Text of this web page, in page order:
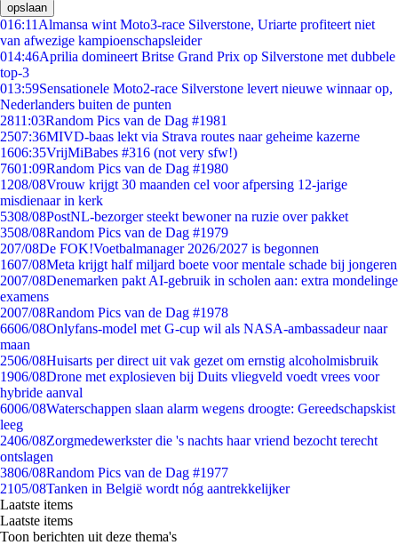
opslaan
016:11 Almansa wint Moto3-race Silverstone, Uriarte profiteert niet
van afwezige kampioenschapsleider
014:46Aprilia domineert Britse Grand Prix op Silverstone met dubbele
top-3
013:59Sensationele Moto2-race Silverstone levert nieuwe winnaar op,
Nederlanders buiten de punten
2811:03Random Pics van de Dag #1981
2507:36MIVD-baas lekt via Strava routes naar geheime kazerne
1606:35VrijMiBabes #316 (not very sfw!)
7601:09Random Pics van de Dag #1980
1208/08Vrouw krijgt 30 maanden cel voor afpersing 12-jarige
misdienaar in kerk
5308/08PostNL-bezorger steekt bewoner na ruzie over pakket
3508/08Random Pics van de Dag #1979
207/08De FOK!Voetbalmanager 2026/2027 is begonnen
1607/08Meta krijgt half miljard boete voor mentale schade bij jongeren
2007/08Denemarken pakt AI-gebruik in scholen aan: extra mondelinge
examens
2007/08Random Pics van de Dag #1978
6606/08Onlyfans-model met G-cup wil als NASA-ambassadeur naar
maan
2506/08Huisarts per direct uit vak gezet om ernstig alcoholmisbruik
1906/08Drone met explosieven bij Duits vliegveld voedt vrees voor
hybride aanval
6006/08Waterschappen slaan alarm wegens droogte: Gereedschapskist
leeg
2406/08Zorgmedewerkster die 's nachts haar vriend bezocht terecht
ontslagen
3806/08Random Pics van de Dag #1977
2105/08Tanken in België wordt nóg aantrekkelijker
Laatste items
Laatste items
Toon berichten uit deze thema's